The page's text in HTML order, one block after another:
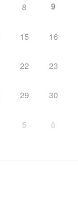
8 9
15 16
22 23
29 30
5 6